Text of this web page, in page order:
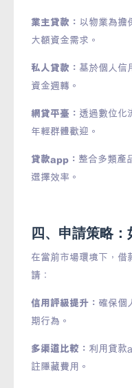
業主貸款： 以物業為擔
大額資金需求。
私人貸款： 基於個人信
資金週轉。
網貸平臺： 透過數位化
年輕群體歡迎。
貸款app： 整合多類產
選擇效率。
四、申請策略
在當前市場環境下，借
請：
信用評級提升： 確保個
期行為。
多渠道比較： 利用貸款
註隱藏費用。